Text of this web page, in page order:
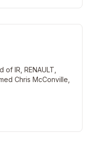
IR, RENAULT,
Chris McConville,